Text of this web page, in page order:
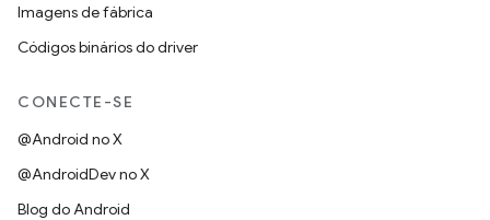
Imagens de fábrica
Códigos binários do driver
CONECTE-SE
@Android no X
@AndroidDev no X
Blog do Android